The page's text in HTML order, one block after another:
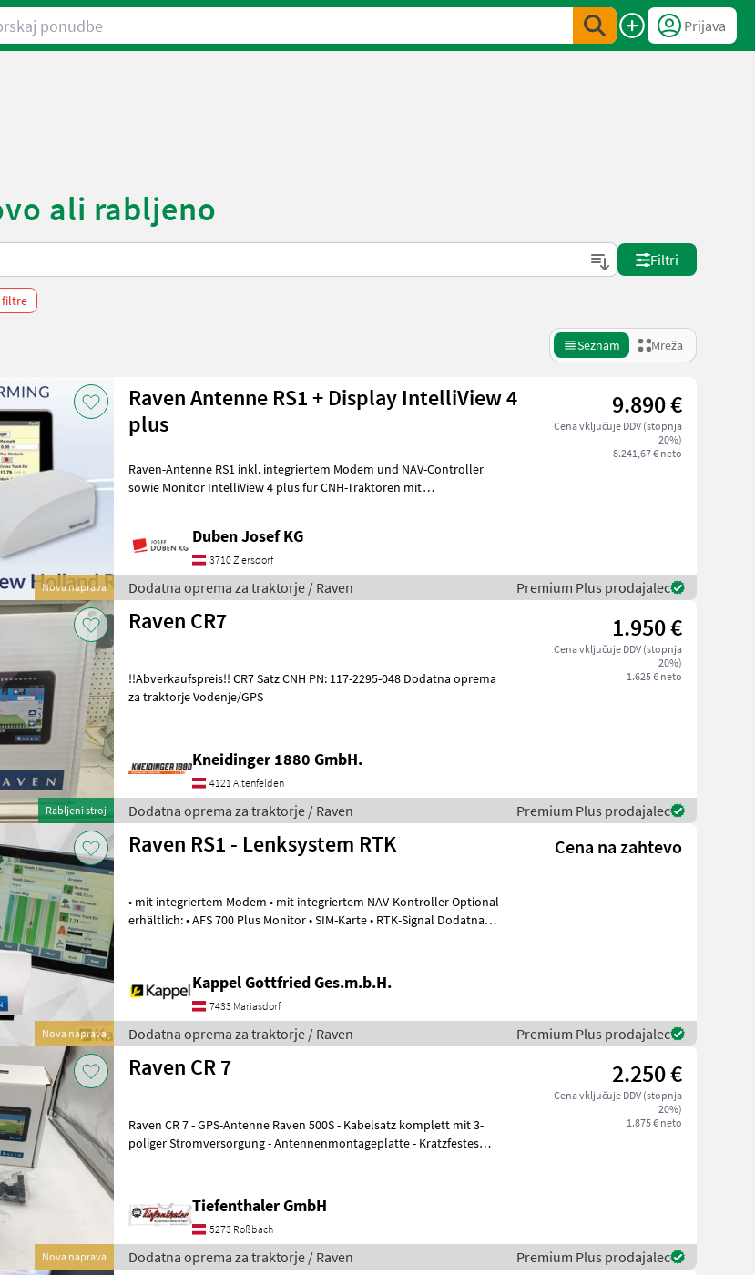
ponudbe
Prijava
ali rabljeno
Filtri
filtre
Seznam Mreža
Nova naprava
Raven Antenne RS1 + Display IntelliView 4
plus
9.890 €
Cena vključuje DDV (stopnja
20%)
8.241,67 € neto
Raven-Antenne RS1 inkl. integriertem Modem und NAV-Controller
sowie Monitor IntelliView 4 plus für CNH-Traktoren mit
Duben Josef KG
3710 Ziersdorf
Dodatna oprema za traktorje / Raven Premium Plus prodajalec
Rabljeni stroj
Raven CR7 1.950 €
Cena vključuje DDV (stopnja
20%)
1.625 € neto
!!Abverkaufspreis!! CR7 Satz CNH PN: 117-2295-048 Dodatna oprema
za traktorje Vodenje/GPS
Kneidinger 1880 GmbH.
4121 Altenfelden
Dodatna oprema za traktorje / Raven Premium Plus prodajalec
Nova naprava
Raven RS1 - Lenksystem RTK Cena na zahtevo
• mit integriertem Modem • mit integriertem NAV-Kontroller Optional
erhältlich: • AFS 700 Plus Monitor • SIM-Karte • RTK-Signal Dodatna
Kappel Gottfried Ges.m.b.H.
7433 Mariasdorf
Dodatna oprema za traktorje / Raven Premium Plus prodajalec
Nova naprava
Raven CR 7 2.250 €
Cena vključuje DDV (stopnja
20%)
1.875 € neto
Raven CR 7 - GPS-Antenne Raven 500S - Kabelsatz komplett mit 3-
poliger Stromversorgung - Antennenmontageplatte - Kratzfestes
Tiefenthaler GmbH
5273 Roßbach
Dodatna oprema za traktorje / Raven Premium Plus prodajalec